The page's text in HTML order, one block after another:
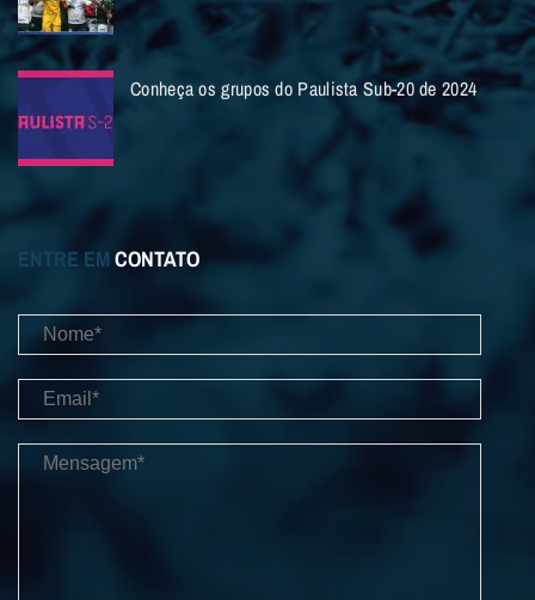
Conheça os grupos do Paulista Sub-20 de 2024
ENTRE EM CONTATO